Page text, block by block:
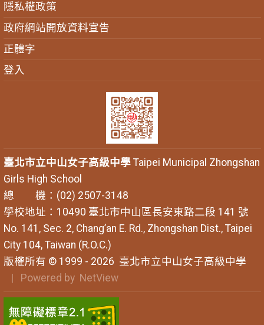
隱私權政策
政府網站開放資料宣告
正體字
登入
臺北市立中山女子高級中學Taipei Municipal Zhongshan
Girls High School
總 機：(02) 2507-3148
學校地址：10490 臺北市中山區長安東路二段 141 號
No. 141, Sec. 2, Chang’an E. Rd., Zhongshan Dist., Taipei
City 104, Taiwan (R.O.C.)
版權所有 © 1999 - 2026 臺北市立中山女子高級中學
| Powered by NetView